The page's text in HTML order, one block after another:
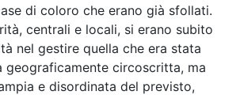
di coloro che erano già sfollati.
centrali e locali, si erano subito
nel gestire quella che era stata
geograficamente circoscritta, ma
e disordinata del previsto,